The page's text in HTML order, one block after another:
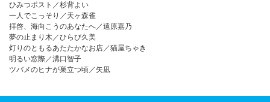
ひみつポスト／杉背よい
一人でこっそり／天ヶ森雀
拝啓、海向こうのあなたへ／遠原嘉乃
夢の止まり木／ひらび久美
灯りのともるあたたかなお店／猫屋ちゃき
明るい窓際／溝口智子
ツバメのヒナが巣立つ頃／矢凪